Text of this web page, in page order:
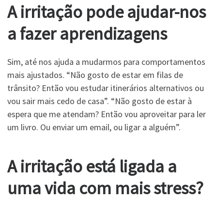
A irritação pode ajudar-nos
a fazer aprendizagens
Sim, até nos ajuda a mudarmos para comportamentos
mais ajustados. “Não gosto de estar em filas de
trânsito? Então vou estudar itinerários alternativos ou
vou sair mais cedo de casa”. “Não gosto de estar à
espera que me atendam? Então vou aproveitar para ler
um livro. Ou enviar um email, ou ligar a alguém”.
A irritação está ligada a
uma vida com mais stress?